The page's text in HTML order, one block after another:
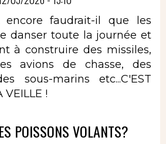
encore faudrait-il que les
danser toute la journée et
à construire des missiles,
avions de chasse, des
sous-marins etc...C'EST
VEILLE !
POISSONS VOLANTS?